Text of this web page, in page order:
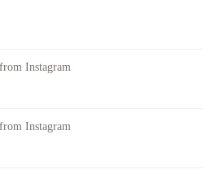
Instagram
Instagram